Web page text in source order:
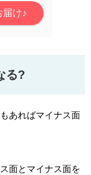
届け♪
る?
あればマイナス面
面とマイナス面を